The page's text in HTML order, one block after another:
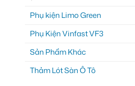
Phụ kiện Limo Green
Phụ Kiện Vinfast VF3
Sản Phẩm Khác
Thảm Lót Sàn Ô Tô